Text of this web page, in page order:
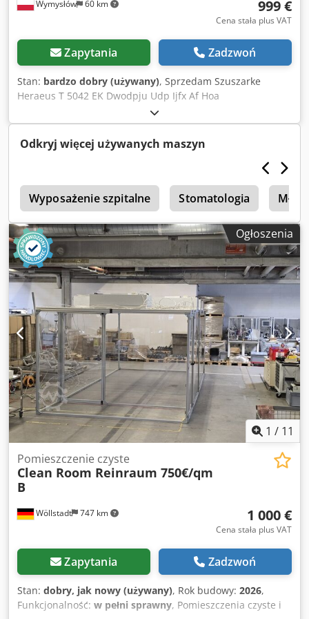
Wymysłów 60 km 999 €
Cena stała plus VAT
Zapytania Zadzwoń
Stan: bardzo dobry (używany), Sprzedam Szuszarke
Heraeus T 5042 EK Dwodpju Udp Ijfx Af Hoa
Odkryj więcej używanych maszyn
Wyposażenie szpitalne Stomatologia
Ogłoszenia
1 / 11
Wöllstadt 747 km
Pomieszczenie czyste
Clean Room Reinraum 750€/qm
B
1 000 €
Cena stała plus VAT
Zapytania Zadzwoń
Stan: dobry, jak nowy (używany), Rok budowy: 2026,
Funkcjonalność: w pełni sprawny, Pomieszczenia czyste i